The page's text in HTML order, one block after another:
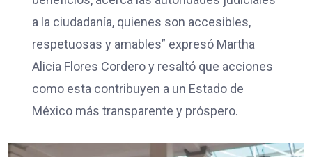
a la ciudadanía, quienes son accesibles,
respetuosas y amables” expresó Martha
Alicia Flores Cordero y resaltó que acciones
como esta contribuyen a un Estado de
México más transparente y próspero.